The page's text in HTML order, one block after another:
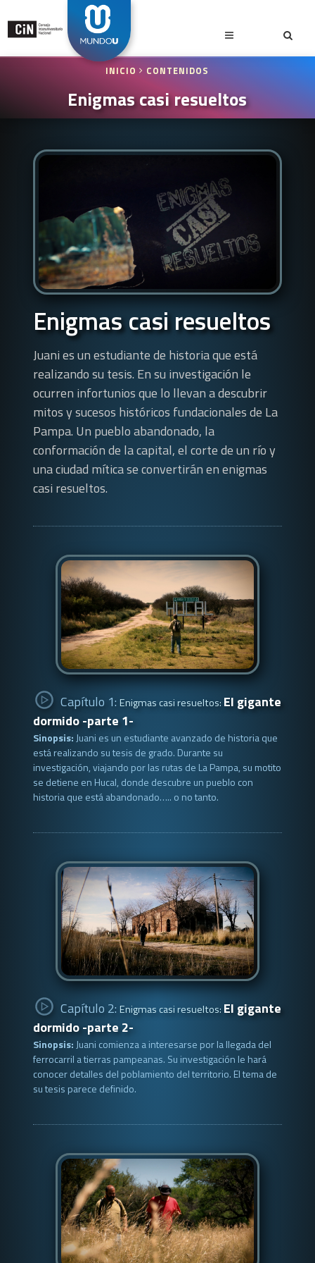
INICIO CONTENIDOS
Enigmas casi resueltos
Enigmas casi resueltos
Juani es un estudiante de historia que está
realizando su tesis. En su investigación le
ocurren infortunios que lo llevan a descubrir
mitos y sucesos históricos fundacionales de La
Pampa. Un pueblo abandonado, la
conformación de la capital, el corte de un río y
una ciudad mítica se convertirán en enigmas
casi resueltos.
Capítulo 1: Enigmas casi resueltos: El gigante
dormido -parte 1-
Sinopsis:Juani es un estudiante avanzado de historia que
está realizando su tesis de grado. Durante su
investigación, viajando por las rutas de La Pampa, su motito
se detiene en Hucal, donde descubre un pueblo con
historia que está abandonado….. o no tanto.
Capítulo 2: Enigmas casi resueltos: El gigante
dormido -parte 2-
Sinopsis:Juani comienza a interesarse por la llegada del
ferrocarril a tierras pampeanas. Su investigación le hará
conocer detalles del poblamiento del territorio. El tema de
su tesis parece definido.